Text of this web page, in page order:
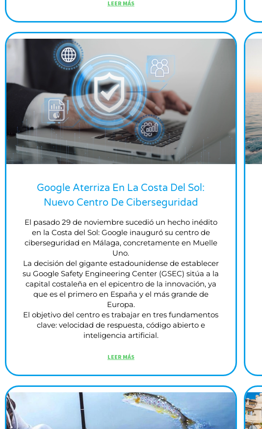
LEER MÁS
Google Aterriza En La Costa Del Sol:
Nuevo Centro De Ciberseguridad
El pasado 29 de noviembre sucedió un hecho inédito
en la Costa del Sol: Google inauguró su centro de
ciberseguridad en Málaga, concretamente en Muelle
Uno.
La decisión del gigante estadounidense de establecer
su Google Safety Engineering Center (GSEC) sitúa a la
capital costaleña en el epicentro de la innovación, ya
que es el primero en España y el más grande de
Europa.
El objetivo del centro es trabajar en tres fundamentos
clave: velocidad de respuesta, código abierto e
inteligencia artificial.
LEER MÁS